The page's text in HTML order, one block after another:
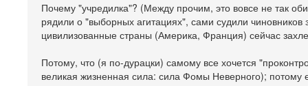
Почему "учредилка"? (Между прочим, это вовсе не так
рядили о "выборных агитациях", сами судили
цивилизованные страны (Америка, Франция) сейчас
Потому, что (я по-дурацки) самому все хочется
великая жизненная сила: сила Фомы Неверного); потому